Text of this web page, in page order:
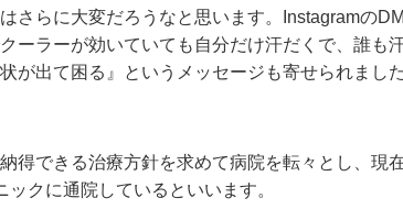
さらに大変だろうなと思います。Instagramの
ーラーが効いていても自分だけ汗だくで、誰も
が出て困る』というメッセージも寄せられました
得できる治療方針を求めて病院を転々とし、現
ックに通院しているといいます。